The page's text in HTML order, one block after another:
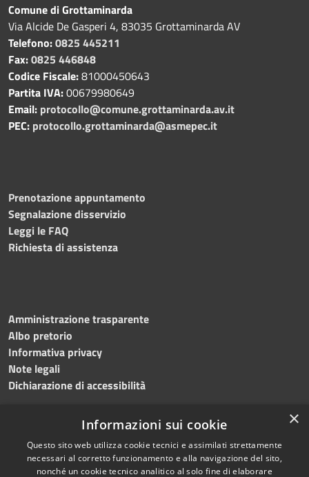
Comune di Grottaminarda
Via Alcide De Gasperi 4, 83035 Grottaminarda AV
Telefono:0825 445211
Fax:0825 446848
Codice Fiscale:81000450643
Partita IVA:00679980649
Email: protocollo@comune.grottaminarda.av.it
PEC: protocollo.grottaminarda@asmepec.it
Prenotazione appuntamento
Segnalazione disservizio
Leggi le FAQ
Richiesta di assistenza
Amministrazione trasparente
Albo pretorio
Informativa privacy
Note legali
Dichiarazione di accessibilità
RSS
Accessibilità
Copyright © 2024 •
Comune diGrottaminarda
×
Informazioni sui cookie
Questo sito web utilizza cookie tecnici e assimilati strettamente
necessari al corretto funzionamento e alla navigazione del sito,
nonché un cookie tecnico analitico al solo fine di elaborare